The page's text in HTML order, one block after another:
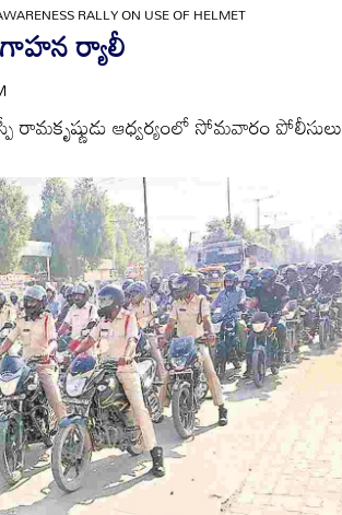
RALLY ON USE OF HELMET
ర్యాలీ
ఆధ్వర్యంలో సోమవారం పోలీసులు